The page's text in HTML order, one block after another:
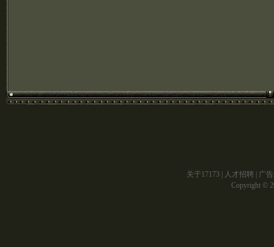
关于17173 人才招聘
广
Copyright ©